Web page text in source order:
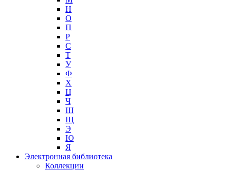
Н
О
П
Р
С
Т
У
Ф
Х
Ц
Ч
Ш
Щ
Э
Ю
Я
Электронная библиотека
Коллекции